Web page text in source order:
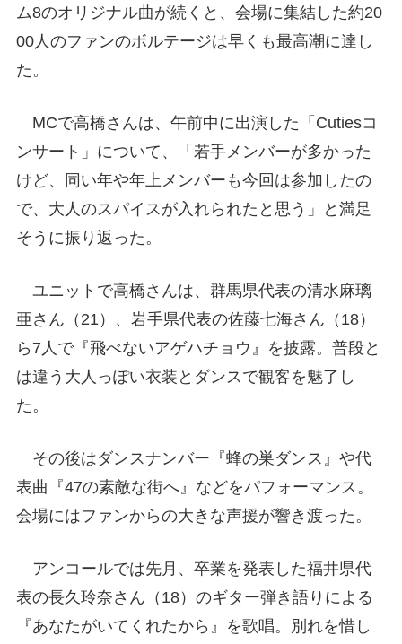
ム8のオリジナル曲が続くと、会場に集結した約20
00人のファンのボルテージは早くも最高潮に達し
た。
MCで高橋さんは、午前中に出演した「Cutiesコ
ンサート」について、「若手メンバーが多かった
けど、同い年や年上メンバーも今回は参加したの
で、大人のスパイスが入れられたと思う」と満足
そうに振り返った。
ユニットで高橋さんは、群馬県代表の清水麻璃
亜さん（21）、岩手県代表の佐藤七海さん（18）
ら7人で『飛べないアゲハチョウ』を披露。普段と
は違う大人っぽい衣装とダンスで観客を魅了し
た。
その後はダンスナンバー『蜂の巣ダンス』や代
表曲『47の素敵な街へ』などをパフォーマンス。
会場にはファンからの大きな声援が響き渡った。
アンコールでは先月、卒業を発表した福井県代
表の長久玲奈さん（18）のギター弾き語りによる
『あなたがいてくれたから』を歌唱。別れを惜し